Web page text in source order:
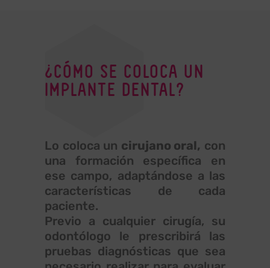
¿CÓMO SE COLOCA UN
IMPLANTE DENTAL?
Lo coloca un cirujano oral, con
una formación específica en
ese campo, adaptándose a las
características de cada
paciente.
Previo a cualquier cirugía, su
odontólogo le prescribirá las
pruebas diagnósticas que sea